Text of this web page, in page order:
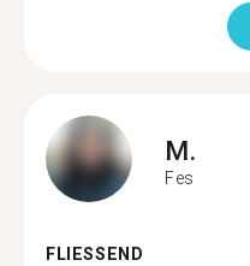
M.
Fes
FLIESSEND